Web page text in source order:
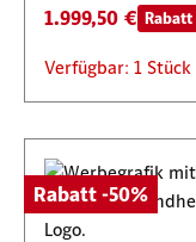
1.999,50 € Rabatt
Verfügbar: 1 Stück
Rabatt -50%